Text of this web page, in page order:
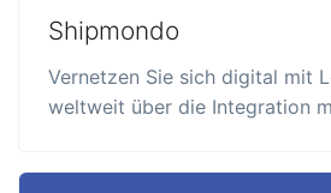
Shipmondo
Vernetzen Sie sich digital mit
weltweit über die Integration